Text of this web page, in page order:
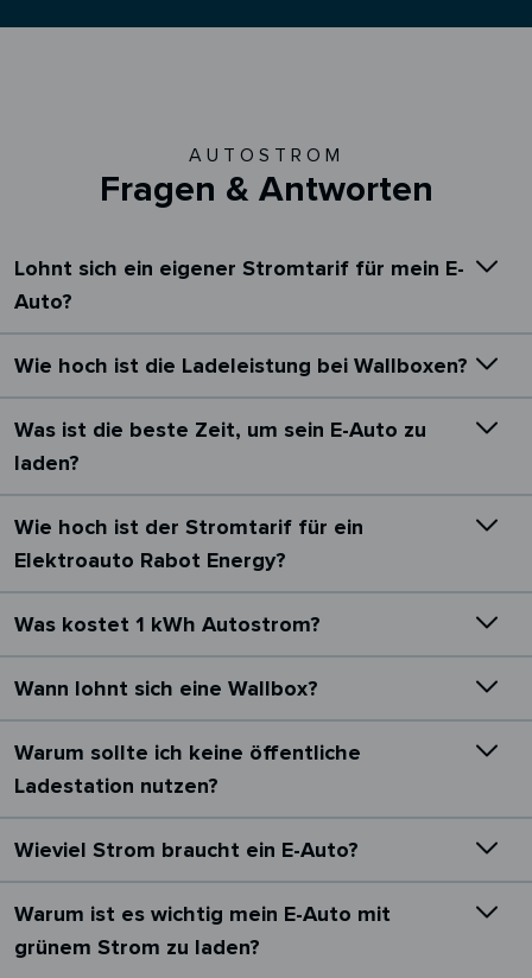
AUTOSTROM
Fragen & Antworten
Lohnt sich ein eigener Stromtarif für mein E-
Auto?
Wie hoch ist die Ladeleistung bei Wallboxen?
Was ist die beste Zeit, um sein E-Auto zu
laden?
Wie hoch ist der Stromtarif für ein
Elektroauto Rabot Energy?
Was kostet 1 kWh Autostrom?
Wann lohnt sich eine Wallbox?
Warum sollte ich keine öffentliche
Ladestation nutzen?
Wieviel Strom braucht ein E-Auto?
Warum ist es wichtig mein E-Auto mit
grünem Strom zu laden?